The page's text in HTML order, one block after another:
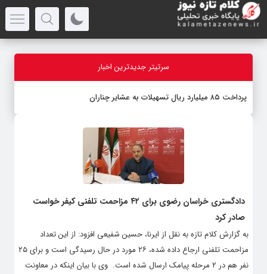
سرتیتر جدیدترین اخبار
پرداخت ۸۵ میلیارد ریال تسهیلات به عشایر چناران
دادگستری خراسان رضوی برای ۴۲ مزاحمت تلفنی کیفر خواست
صادر کرد
به گزارش کلام تازه به نقل از ایرنا، حسین شفیعی افزود: از این تعداد
مزاحمت تلفنی ارجاع داده شده، ۲۶ مورد در حال رسیدگی است و برای ۲۵
نفر هم در ۲ مرحله پیامک ارسال شده است. ‌ وی با بیان اینکه در معاونت